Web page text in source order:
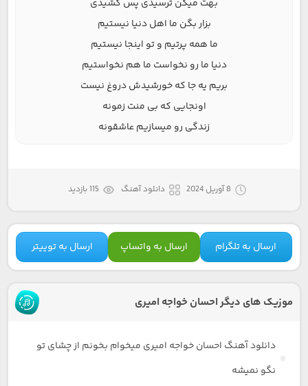
بهت میگن ترسیدی پس کشیدی
بزار بگن ما اهل دنیا نیستیم
ما همه پرتیم و تو اینجا نیستیم
دنیا ما رو نخواست ما هم نخواستیم
بریم یه جا که خورشیدش دروغ نیست
اونجایی که بی منت زمونه
زندگی رو میسازیم عاشقونه
8 آوریل 2024 دانلود آهنگ 115 بازدید
ارسال به تلگرام ارسال به واتساپ ارسال به توییتر
موزیک های دیگر احسان خواجه امیری
دانلود آهنگ احسان خواجه امیری میخوام بخونم از چشای تو
نگو نمیشه